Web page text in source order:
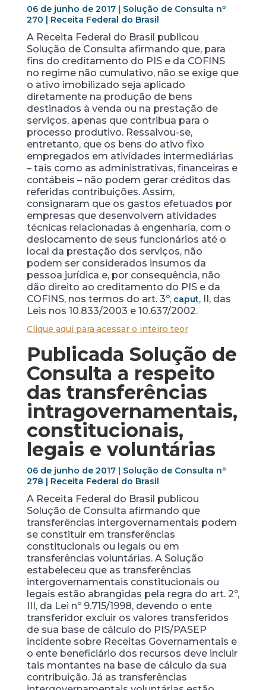
06 de junho de 2017 | Solução de Consulta nº
270 | Receita Federal do Brasil
A Receita Federal do Brasil publicou
Solução de Consulta afirmando que, para
fins do creditamento do PIS e da COFINS
no regime não cumulativo, não se exige que
o ativo imobilizado seja aplicado
diretamente na produção de bens
destinados à venda ou na prestação de
serviços, apenas que contribua para o
processo produtivo. Ressalvou-se,
entretanto, que os bens do ativo fixo
empregados em atividades intermediárias
– tais como as administrativas, financeiras e
contábeis – não podem gerar créditos das
referidas contribuições. Assim,
consignaram que os gastos efetuados por
empresas que desenvolvem atividades
técnicas relacionadas à engenharia, com o
deslocamento de seus funcionários até o
local da prestação dos serviços, não
podem ser considerados insumos da
pessoa jurídica e, por consequência, não
dão direito ao creditamento do PIS e da
COFINS, nos termos do art. 3º, caput, II, das
Leis nos 10.833/2003 e 10.637/2002.
Clique aqui para acessar o inteiro teor
Publicada Solução de
Consulta a respeito
das transferências
intragovernamentais,
constitucionais,
legais e voluntárias
06 de junho de 2017 | Solução de Consulta nº
278 | Receita Federal do Brasil
A Receita Federal do Brasil publicou
Solução de Consulta afirmando que
transferências intergovernamentais podem
se constituir em transferências
constitucionais ou legais ou em
transferências voluntárias. A Solução
estabeleceu que as transferências
intergovernamentais constitucionais ou
legais estão abrangidas pela regra do art. 2º,
III, da Lei nº 9.715/1998, devendo o ente
transferidor excluir os valores transferidos
de sua base de cálculo do PIS/PASEP
incidente sobre Receitas Governamentais e
o ente beneficiário dos recursos deve incluir
tais montantes na base de cálculo da sua
contribuição. Já as transferências